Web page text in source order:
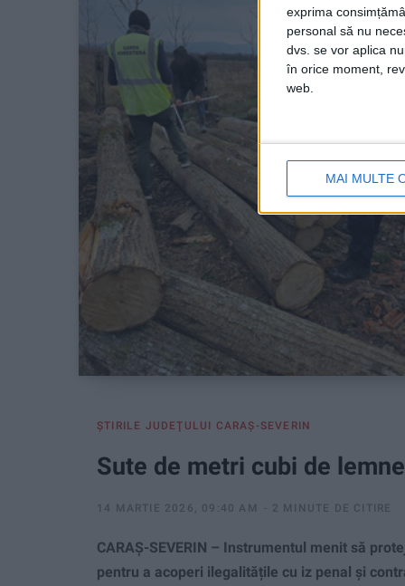
exprima
personal să nu
dvs. se vor aplica
în orice moment,
web.
MAI MULTE
ŞTIRILE JUDEŢULUI CARAŞ-SEVERIN
Sute de metri cubi de
14 MARTIE 2026, 09:40 AM 2 MINUTE DE CITIRE
CARAȘ-SEVERIN – Instrumentul menit să
pentru a acoperi ilegalitățile cu iz penal și